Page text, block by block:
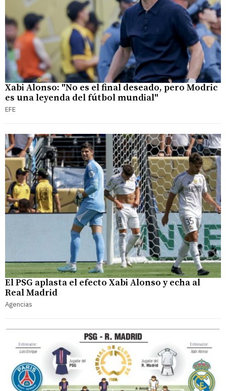
Xabi Alonso: "No es el final deseado, pero Modric
es una leyenda del fútbol mundial"
EFE
El PSG aplasta el efecto Xabi Alonso y echa al
Real Madrid
Agencias